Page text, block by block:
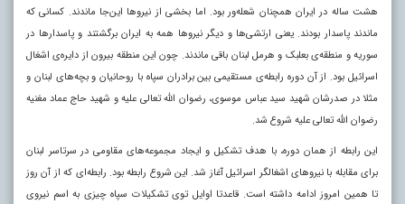
هشت ساله در ایران همچنان شعله‌ور بود. اما بخشی از نیروها این‌جا ماندند. کسانی که
ماندند پاسدار بودند. یعنی ارتشی‌ها و دیگر نیروها همه به ایران برگشتند و پاسدارها در
سوریه و منطقه‌ی بعلبک و هرمل لبنان باقی ماندند. چون این منطقه بیرون از دایره‌ی اشغال
اسرائیل بود. از آن دوره رابطه‌ی مستقیمی بین برادران سپاه با روحانیان و بچه‌های لبنان و
مثلا در صدرشان شهید سید عباس موسوی، رضوان الله تعالی علیه و شهید حاج عماد مغنیه
رضوان الله تعالی علیه شروع شد.
این رابطه از همان دوره، با هدف تشکیل و ایجاد مجموعه‌های مقاومی در سرتاسر لبنان
برای مقابله با نیروهای اشغالگر اسرائیل آغاز شد. این شروع رابطه بود. رابطه‌ای که از آن روز
تا همین امروز ادامه داشته است. قاعدتا اوایل توی تشکیلات سپاه چیزی به اسم نیروی